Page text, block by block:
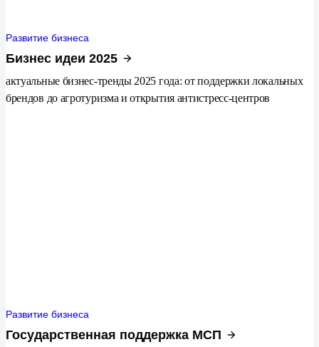
Развитие бизнеса
Бизнес идеи 2025
актуальные бизнес-тренды 2025 года: от поддержки локальных
брендов до агротуризма и открытия антистресс-центров
Развитие бизнеса
Государственная поддержка МСП